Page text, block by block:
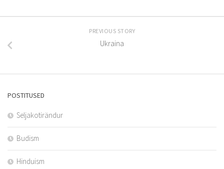
PREVIOUS STORY
Ukraina
POSTITUSED
Seljakotirändur
Budism
Hinduism